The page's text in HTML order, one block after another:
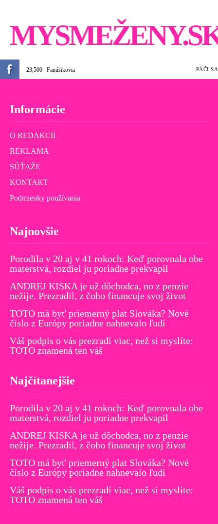
23,500 Fanúšikovia PÁČI SA
Informácie
O REDAKCII
REKLAMA
SÚŤAŽE
KONTAKT
Podmienky používania
Najnovšie
Porodila v 20 aj v 41 rokoch: Keď porovnala obe
materstvá, rozdiel ju poriadne prekvapil
ANDREJ KISKA je už dôchodca, no z penzie
nežije. Prezradil, z čoho financuje svoj život
TOTO má byť priemerný plat Slováka? Nové
číslo z Európy poriadne nahnevalo ľudí
Váš podpis o vás prezradí viac, než si myslíte:
TOTO znamená ten váš
Najčítanejšie
Porodila v 20 aj v 41 rokoch: Keď porovnala obe
materstvá, rozdiel ju poriadne prekvapil
ANDREJ KISKA je už dôchodca, no z penzie
nežije. Prezradil, z čoho financuje svoj život
TOTO má byť priemerný plat Slováka? Nové
číslo z Európy poriadne nahnevalo ľudí
Váš podpis o vás prezradí viac, než si myslíte:
TOTO znamená ten váš